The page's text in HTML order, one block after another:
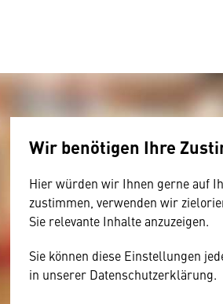
Wir benötigen Ihre
Hier würden wir Ihnen gerne auf
zustimmen, verwenden wir
Sie relevante Inhalte anzuzeigen.
Sie können diese Einstellungen
in unserer Datenschutzerklärung.